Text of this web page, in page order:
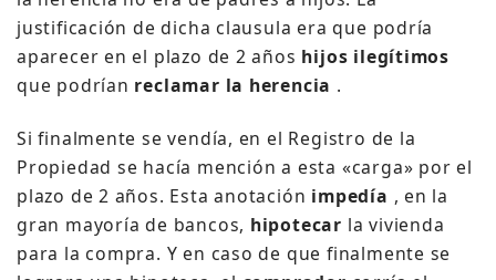
justificación de dicha clausula era que podría
aparecer en el plazo de 2 años hijos ilegítimos
que podrían reclamar la herencia .
Si finalmente se vendía, en el Registro de la
Propiedad se hacía mención a esta «carga» por el
plazo de 2 años. Esta anotación impedía , en la
gran mayoría de bancos, hipotecar la vivienda
para la compra. Y en caso de que finalmente se